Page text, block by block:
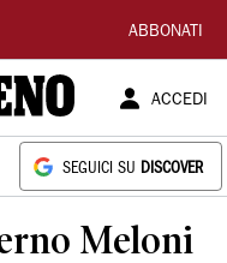
ABBONATI
ACCEDI
SEGUICI SU DISCOVER
Meloni